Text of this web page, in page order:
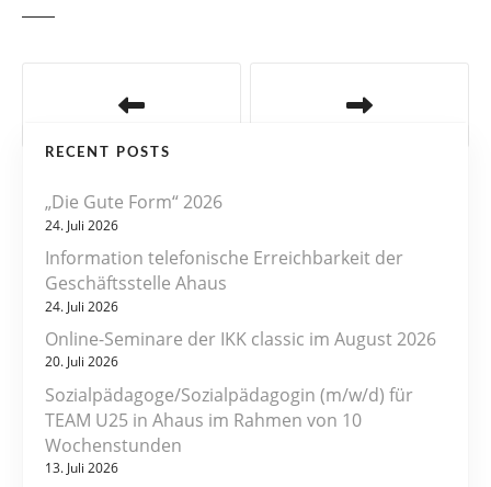
RECENT POSTS
„Die Gute Form“ 2026
24. Juli 2026
Information telefonische Erreichbarkeit der
Geschäftsstelle Ahaus
24. Juli 2026
Online-Seminare der IKK classic im August 2026
20. Juli 2026
Sozialpädagoge/Sozialpädagogin (m/w/d) für
TEAM U25 in Ahaus im Rahmen von 10
Wochenstunden
13. Juli 2026